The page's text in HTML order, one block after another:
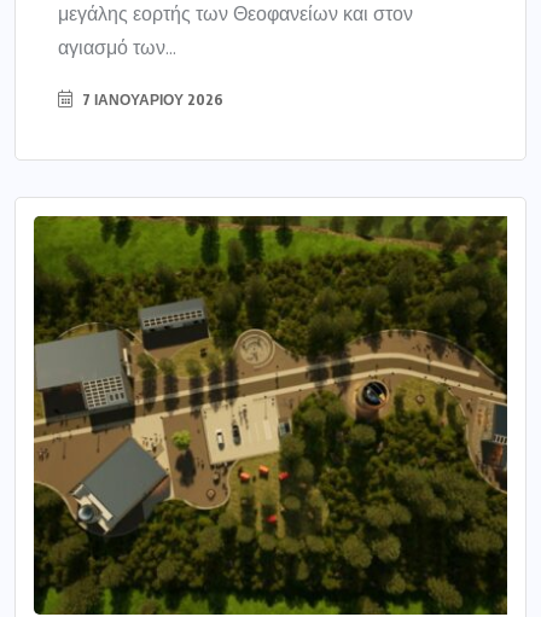
μεγάλης εορτής των Θεοφανείων και στον
αγιασμό των...
7 ΙΑΝΟΥΑΡΊΟΥ 2026